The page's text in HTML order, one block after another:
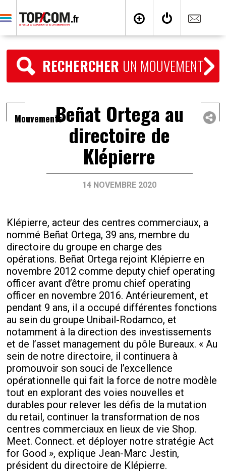
RECHERCHER UN MOUVEMENT
MouvementsBeñat Ortega au
directoire de
Klépierre
14 NOVEMBRE 2020
Klépierre, acteur des centres commerciaux, a
nommé Beñat Ortega, 39 ans, membre du
directoire du groupe en charge des
opérations. Beñat Ortega rejoint Klépierre en
novembre 2012 comme deputy chief operating
officer avant d’être promu chief operating
officer en novembre 2016. Antérieurement, et
pendant 9 ans, il a occupé différentes fonctions
au sein du groupe Unibail-Rodamco, et
notamment à la direction des investissements
et de l’asset management du pôle Bureaux. « Au
sein de notre directoire, il continuera à
promouvoir son souci de l’excellence
opérationnelle qui fait la force de notre modèle
tout en explorant des voies nouvelles et
durables pour relever les défis de la mutation
du retail, continuer la transformation de nos
centres commerciaux en lieux de vie Shop.
Meet. Connect. et déployer notre stratégie Act
for Good », explique Jean-Marc Jestin,
président du directoire de Klépierre.